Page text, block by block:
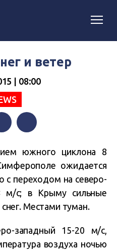
и ветер
| 08:00
южного циклона 8
ожидается
с переходом на северо-
м/с; в Крыму сильные
Местами туман.
западный 15-20 м/с,
воздуха ночью